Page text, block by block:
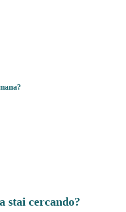
stai cercando?